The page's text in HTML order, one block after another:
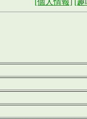
[個人情報] [趣